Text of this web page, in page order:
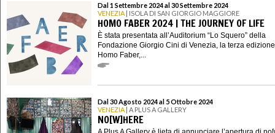
Dal 1 Settembre 2024 al 30 Settembre 2024
VENEZIA | ISOLA DI SAN GIORGIO MAGGIORE
HOMO FABER 2024 | THE JOURNEY OF LIFE
È stata presentata all’Auditorium “Lo Squero” della
Fondazione Giorgio Cini di Venezia, la terza
Homo Faber,...
Dal 30 Agosto 2024 al 5 Ottobre 2024
VENEZIA | A PLUS A GALLERY
NO[W]HERE